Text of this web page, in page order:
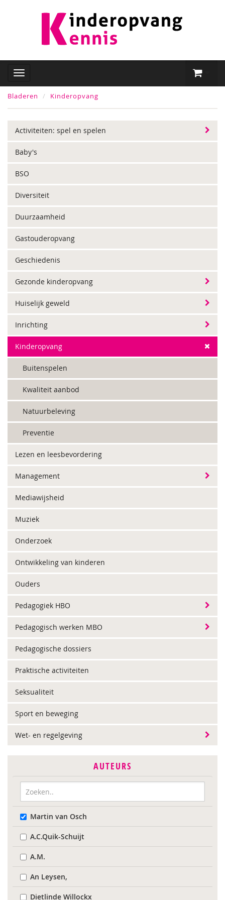
Bladeren Kinderopvang
Activiteiten: spel en spelen
Baby's
BSO
Diversiteit
Duurzaamheid
Gastouderopvang
Geschiedenis
Gezonde kinderopvang
Huiselijk geweld
Inrichting
Kinderopvang
Buitenspelen
Kwaliteit aanbod
Natuurbeleving
Preventie
Lezen en leesbevordering
Management
Mediawijsheid
Muziek
Onderzoek
Ontwikkeling van kinderen
Ouders
Pedagogiek HBO
Pedagogisch werken MBO
Pedagogische dossiers
Praktische activiteiten
Seksualiteit
Sport en beweging
Wet- en regelgeving
AUTEURS
Martin van Osch
A.C.Quik-Schuijt
A.M.
An Leysen,
Dietlinde Willockx